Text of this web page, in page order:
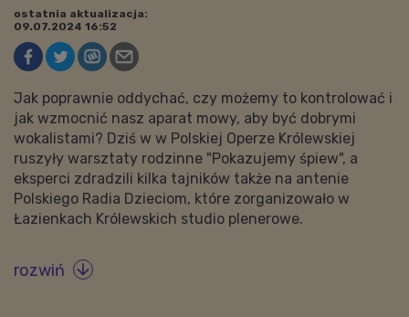
ostatnia aktualizacja:
09.07.2024 16:52
Jak poprawnie oddychać, czy możemy to kontrolować i
jak wzmocnić nasz aparat mowy, aby być dobrymi
wokalistami? Dziś w w Polskiej Operze Królewskiej
ruszyły warsztaty rodzinne "Pokazujemy śpiew", a
eksperci zdradzili kilka tajników także na antenie
Polskiego Radia Dzieciom, które zorganizowało w
Łazienkach Królewskich studio plenerowe.
rozwiń 